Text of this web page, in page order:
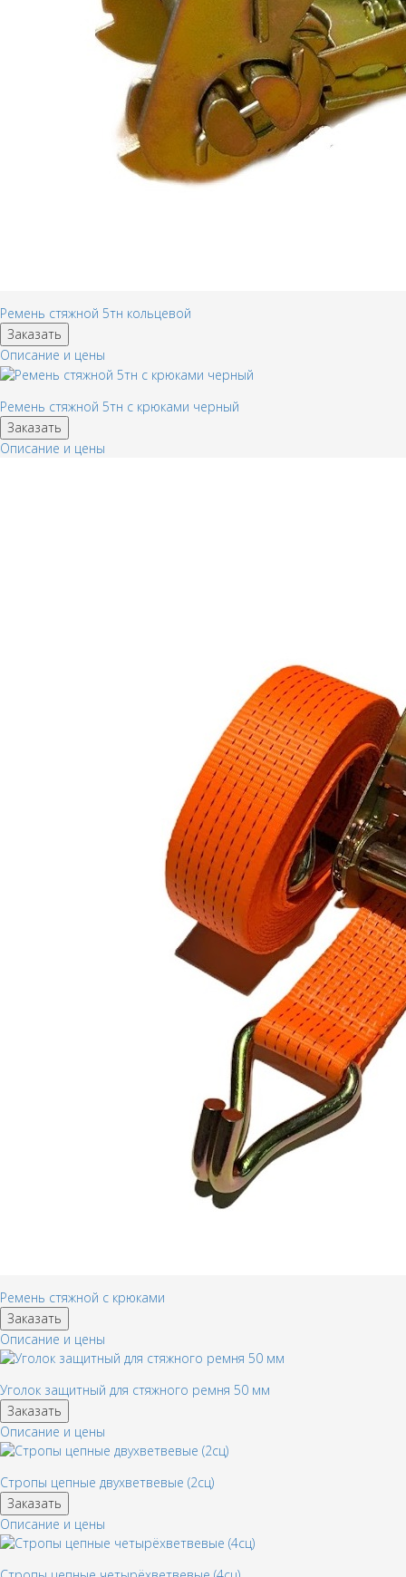
Ремень стяжной 5тн кольцевой
Заказать
Описание и цены
Ремень стяжной 5тн с крюками черный
Заказать
Описание и цены
Ремень стяжной с крюками
Заказать
Описание и цены
Уголок защитный для стяжного ремня 50 мм
Заказать
Описание и цены
Стропы цепные двухветвевые (2сц)
Заказать
Описание и цены